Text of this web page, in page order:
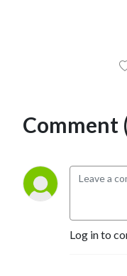
Comment
Log in to